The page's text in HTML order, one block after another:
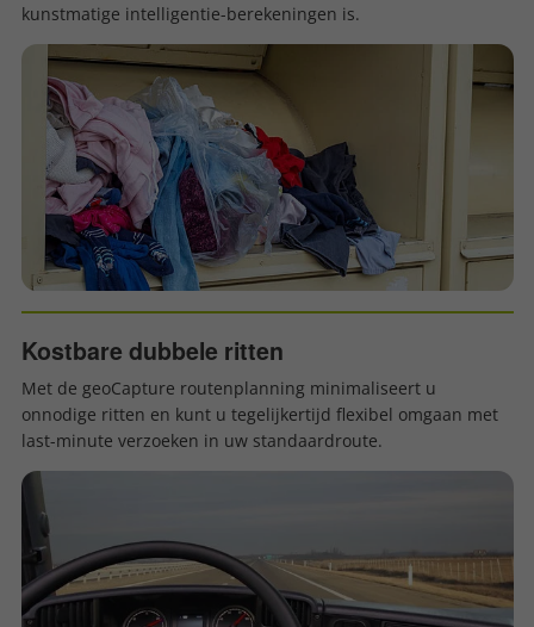
kunstmatige intelligentie-berekeningen is.
Kostbare dubbele ritten
Met de geoCapture routenplanning minimaliseert u
onnodige ritten en kunt u tegelijkertijd flexibel omgaan met
last-minute verzoeken in uw standaardroute.